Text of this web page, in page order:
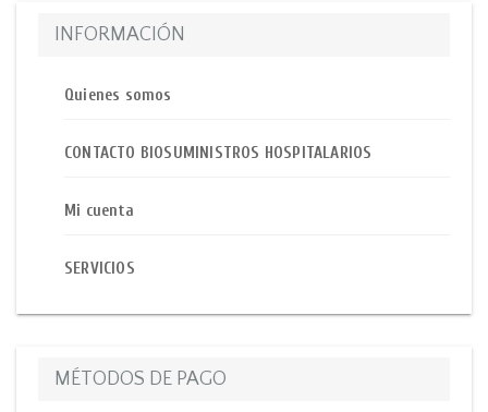
INFORMACIÓN
Quienes somos
CONTACTO BIOSUMINISTROS HOSPITALARIOS
Mi cuenta
SERVICIOS
MÉTODOS DE PAGO